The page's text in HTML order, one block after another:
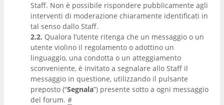
Staff. Non è possibile rispondere pubblicamente agli
interventi di moderazione chiaramente identificati in
tal senso dallo Staff.
2.2. Qualora l’utente ritenga che un messaggio o un
utente violino il regolamento o adottino un
linguaggio, una condotta o un atteggiamento
sconveniente, è invitato a segnalare allo Staff il
messaggio in questione, utilizzando il pulsante
preposto (“Segnala”) presente sotto a ogni messaggio
del forum. #